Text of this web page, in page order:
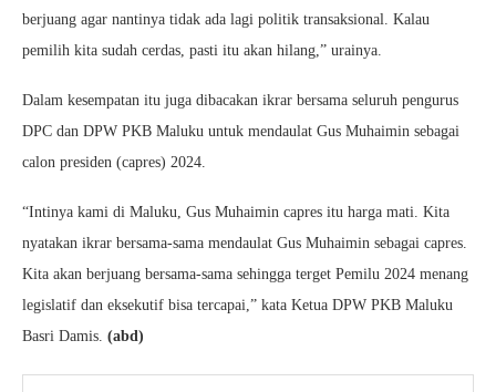
berjuang agar nantinya tidak ada lagi politik transaksional. Kalau
pemilih kita sudah cerdas, pasti itu akan hilang,” urainya.
Dalam kesempatan itu juga dibacakan ikrar bersama seluruh pengurus
DPC dan DPW PKB Maluku untuk mendaulat Gus Muhaimin sebagai
calon presiden (capres) 2024.
“Intinya kami di Maluku, Gus Muhaimin capres itu harga mati. Kita
nyatakan ikrar bersama-sama mendaulat Gus Muhaimin sebagai capres.
Kita akan berjuang bersama-sama sehingga terget Pemilu 2024 menang
legislatif dan eksekutif bisa tercapai,” kata Ketua DPW PKB Maluku
Basri Damis. (abd)